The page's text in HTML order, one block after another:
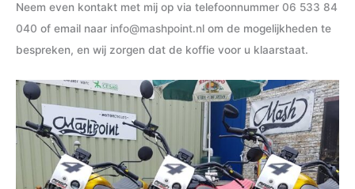
Neem even kontakt met mij op via telefoonnummer 06 533 84
040 of email naar info@mashpoint.nl om de mogelijkheden te
bespreken, en wij zorgen dat de koffie voor u klaarstaat.